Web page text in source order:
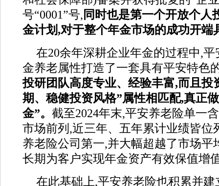
号“0001”号, 同时也是第一个开放个人
金计划,对于整个年金市场的成功开端
在20余年深耕企业年金的过程中,
金养老属性打造了一套具有平安特色
投研团队高度专业、经验丰富,而且投
期、稳健投资风格”属性相匹配,真正
金”。 截至2024年末,平安养老险单一
市场前列,近三年、五年累计业绩皆位
养老险公司第一,并大幅超越了市场平
长期为客户实现年金资产有效保值增
在此基础上,平安养老险也积累并